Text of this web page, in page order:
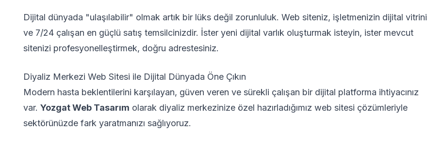
Dijital dünyada "ulaşılabilir" olmak artık bir lüks değil zorunluluk. Web siteniz, işletmenizin dijital vitrini
ve 7/24 çalışan en güçlü satış temsilcinizdir. İster yeni dijital varlık oluşturmak isteyin, ister mevcut
sitenizi profesyonelleştirmek, doğru adrestesiniz.
Diyaliz Merkezi Web Sitesi ile Dijital Dünyada Öne Çıkın
Modern hasta beklentilerini karşılayan, güven veren ve sürekli çalışan bir dijital platforma ihtiyacınız
var. Yozgat Web Tasarım olarak diyaliz merkezinize özel hazırladığımız web sitesi çözümleriyle
sektörünüzde fark yaratmanızı sağlıyoruz.